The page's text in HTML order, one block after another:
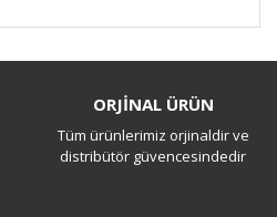
Yorum Yaz
ORJİNAL ÜRÜN
Tüm ürünlerimiz orjinaldir ve
distribütör güvencesindedir